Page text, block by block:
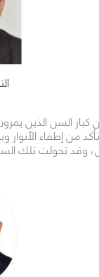
السن الذين
من إطفاء الأنوار
وقد تحولت تلك